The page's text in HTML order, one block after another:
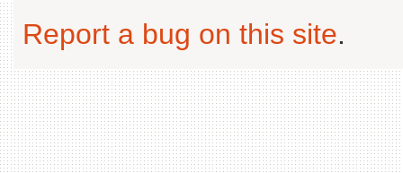
Report a bug on this site.